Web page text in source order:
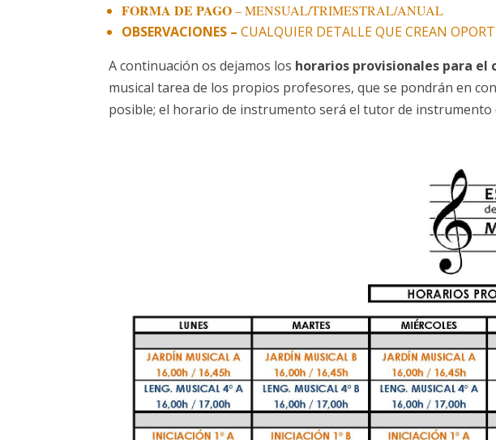
FORMA DE PAGO– MENSUAL/TRIMESTRAL/ANUAL
OBSERVACIONES –CUALQUIER DETALLE QUE CREAN
A continuación os dejamos los horarios provisionales para el
musical tarea de los propios profesores, que se pondrán en
posible; el horario de instrumento será el tutor de instrumento